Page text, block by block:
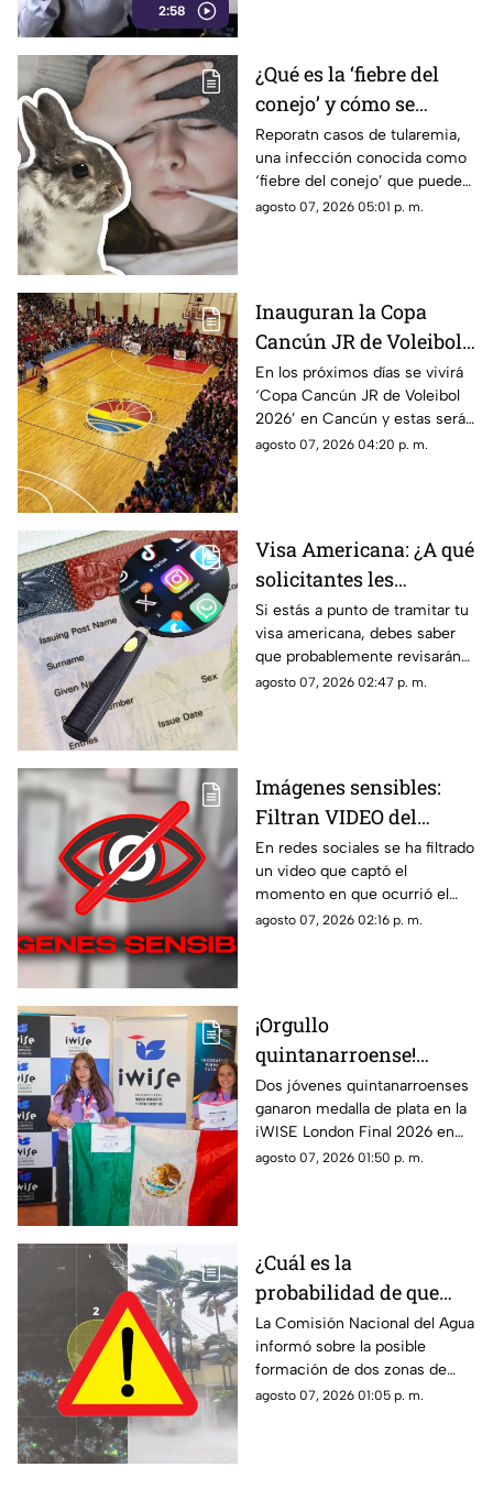
2:58
evidencia, nadie puede.
¿Qué es la ‘fiebre del
conejo’ y cómo se
contagia? Reportan
casos de tularemia y
genera alerta en la
población
Reporatn casos de tularemia,
una infección conocida como
‘fiebre del conejo’ que puede
resultar muy grave. Te
agosto 07, 2026 05:01 p. m.
Inauguran la Copa
Cancún JR de Voleibol
2026 en Cancún; aquí
las fechas, categorías y
premios
En los próximos días se vivirá
‘Copa Cancún JR de Voleibol
2026’ en Cancún y estas serán
las fechas, las categorías y los
agosto 07, 2026 04:20 p. m.
Visa Americana: ¿A qué
solicitantes les
revisarán las redes
sociales para su
proceso?
Si estás a punto de tramitar tu
visa americana, debes saber
que probablemente revisarán
tus redes sociales, así que te
agosto 07, 2026 02:47 p. m.
Imágenes sensibles:
Filtran VIDEO del
t1r0t30 de en escuela
que dejó a 7 mu3rt0s y
más de 30 h3r1d0s; así
ocurrió la m4s4cr3
En redes sociales se ha filtrado
un video que captó el
momento en que ocurrió el
tiroteo que dejó a 7 muertos y
agosto 07, 2026 02:16 p. m.
¡Orgullo
quintanarroense!
Jóvenes GANAN la
plata en la competencia
iWISE London Final
2026
Dos jóvenes quintanarroenses
ganaron medalla de plata en la
iWISE London Final 2026 en
donde participaron más de
agosto 07, 2026 01:50 p. m.
¿Cuál es la
probabilidad de que
'Hernan' se forme esta
semana? Vigilan zonas
de baja presión con
potencial de desarrollo
La Comisión Nacional del Agua
informó sobre la posible
formación de dos zonas de
baja presión con potencial de
agosto 07, 2026 01:05 p. m.